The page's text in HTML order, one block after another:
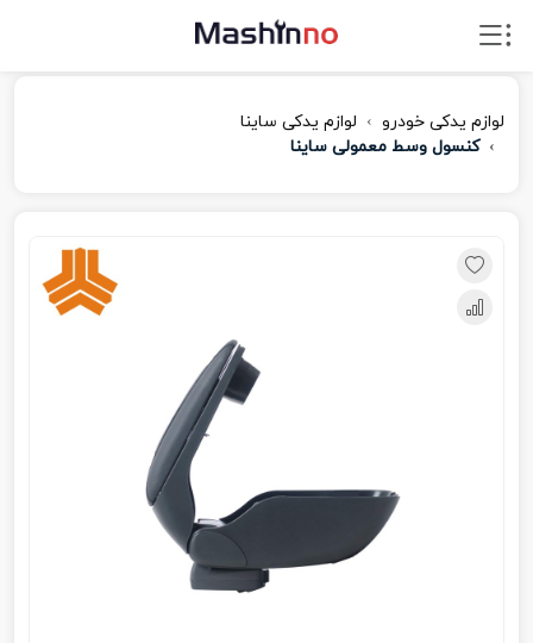
لوازم یدکی خودرو
لوازم یدکی ساینا
کنسول وسط معمولی ساینا